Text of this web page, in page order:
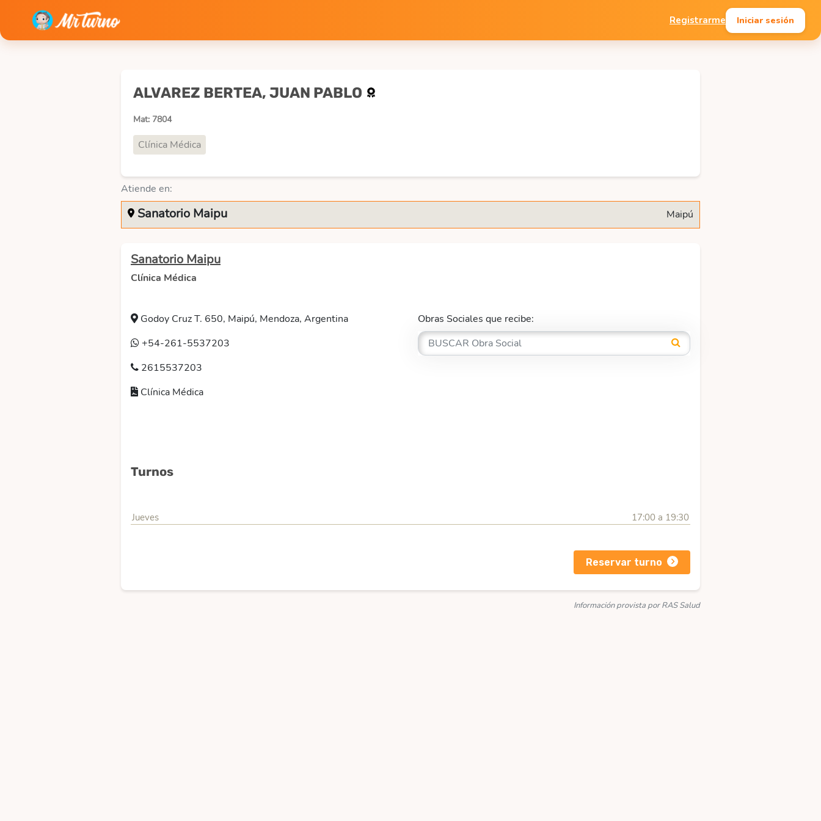
Registrarme Iniciar sesión
ALVAREZ BERTEA, JUAN PABLO
Mat: 7804
Clínica Médica
Atiende en:
Sanatorio Maipu Maipú
Sanatorio Maipu
Clínica Médica
Godoy Cruz T. 650, Maipú, Mendoza, Argentina
+54-261-5537203
2615537203
Clínica Médica
Obras Sociales que recibe:
Turnos
Jueves 17:00 a 19:30
Reservar turno
Información provista por RAS Salud